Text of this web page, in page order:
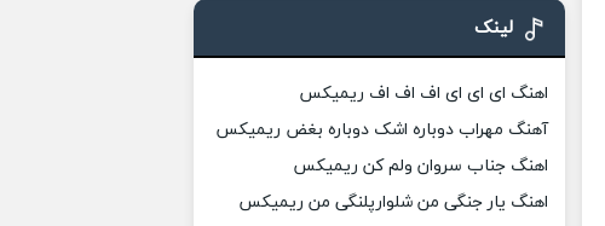
لینک
اهنگ ای ای ای اف اف اف ریمیکس
آهنگ مهراب دوباره اشک دوباره بغض ریمیکس
اهنگ جناب سروان ولم کن ریمیکس
اهنگ یار جنگی من شلوارپلنگی من ریمیکس